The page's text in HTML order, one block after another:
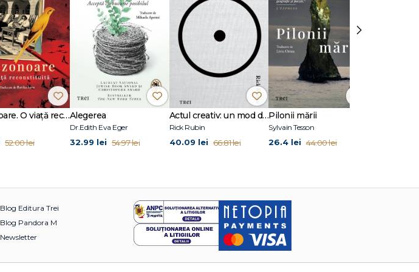
Dezonoare. O viață reconstituită
52.00 lei
Alegerea
Dr.Edith Eva Eger
32.99 lei 54.97 lei
Actul creativ: un mod de viață
Rick Rubin
40.09 lei 66.81 lei
Pilonii mării
Sylvain Tesson
26.4 lei 44.00 lei
›
Blog Editura Trei
Blog Pandora M
Newsletter